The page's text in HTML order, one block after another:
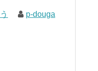
p-douga